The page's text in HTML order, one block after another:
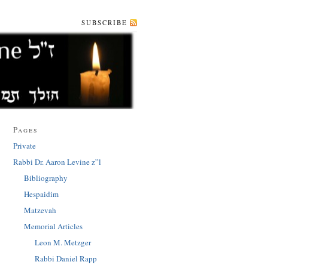
SUBSCRIBE
Pages
Private
Rabbi Dr. Aaron Levine z”l
Bibliography
Hespaidim
Matzevah
Memorial Articles
Leon M. Metzger
Rabbi Daniel Rapp